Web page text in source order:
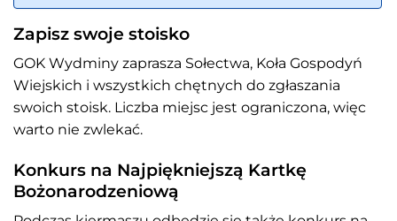
Zapisz swoje stoisko
GOK Wydminy zaprasza Sołectwa, Koła Gospodyń
Wiejskich i wszystkich chętnych do zgłaszania
swoich stoisk. Liczba miejsc jest ograniczona, więc
warto nie zwlekać.
Konkurs na Najpiękniejszą Kartkę
Bożonarodzeniową